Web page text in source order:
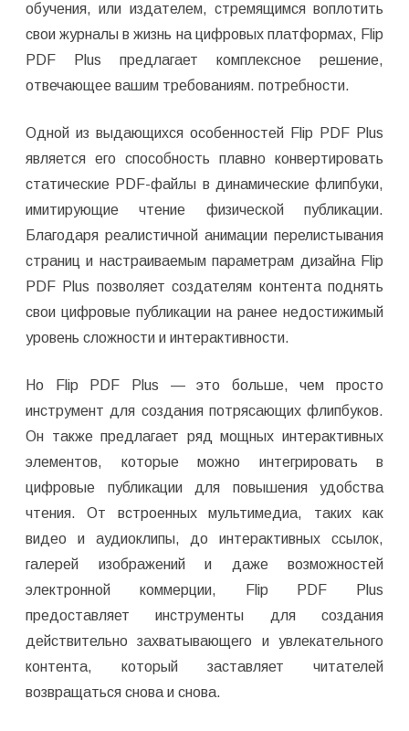
обучения, или издателем, стремящимся воплотить
свои журналы в жизнь на цифровых платформах, Flip
PDF Plus предлагает комплексное решение,
отвечающее вашим требованиям. потребности.
Одной из выдающихся особенностей Flip PDF Plus
является его способность плавно конвертировать
статические PDF-файлы в динамические флипбуки,
имитирующие чтение физической публикации.
Благодаря реалистичной анимации перелистывания
страниц и настраиваемым параметрам дизайна Flip
PDF Plus позволяет создателям контента поднять
свои цифровые публикации на ранее недостижимый
уровень сложности и интерактивности.
Но Flip PDF Plus — это больше, чем просто
инструмент для создания потрясающих флипбуков.
Он также предлагает ряд мощных интерактивных
элементов, которые можно интегрировать в
цифровые публикации для повышения удобства
чтения. От встроенных мультимедиа, таких как
видео и аудиоклипы, до интерактивных ссылок,
галерей изображений и даже возможностей
электронной коммерции, Flip PDF Plus
предоставляет инструменты для создания
действительно захватывающего и увлекательного
контента, который заставляет читателей
возвращаться снова и снова.